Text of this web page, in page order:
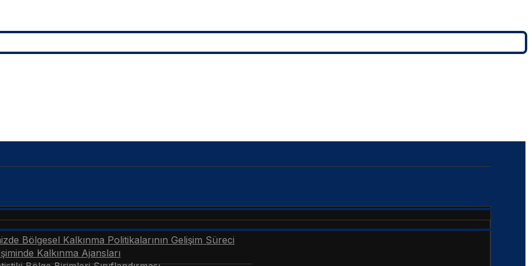
Bölgesel Kalkınma Politikalarının Gelişim Süreci
Kalkınma Ajansları